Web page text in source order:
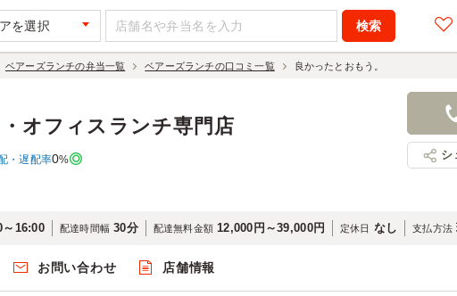
を選択
ベアーズランチの弁当一覧 ベアーズランチの口コミ一覧 良かったとおもう。
オフィスランチ専門店
・遅配率0% シ
～16:00 配達時間幅 30分 配達無料金額 12,000円～39,000円 定休日 なし 支払方法
お問い合わせ 店舗情報